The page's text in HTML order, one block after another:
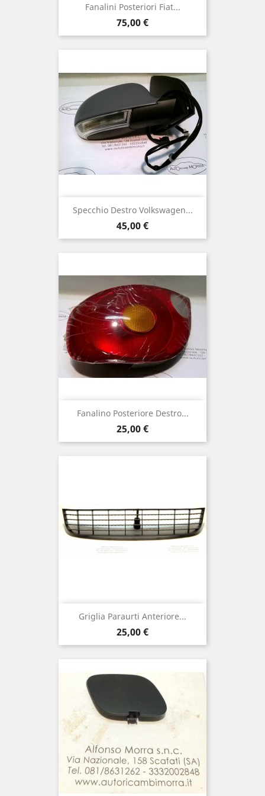
Fanalini Posteriori Fiat...
Prix
75,00 €
Specchio Destro Volkswagen...
Prix
45,00 €
Fanalino Posteriore Destro...
Prix
25,00 €
Griglia Paraurti Anteriore...
Prix
25,00 €